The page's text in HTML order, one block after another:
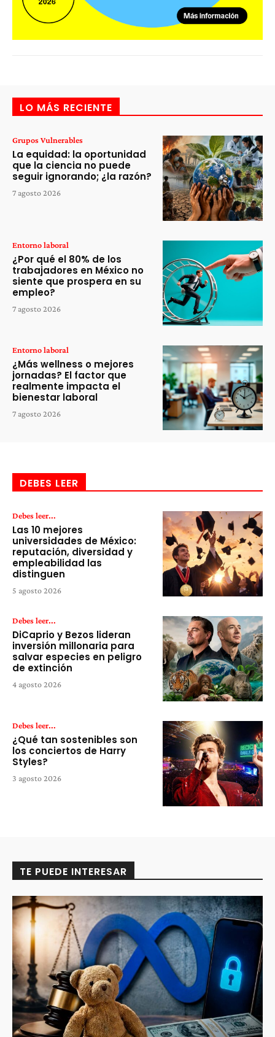
LO MÁS RECIENTE
Grupos Vulnerables
La equidad: la oportunidad
que la ciencia no puede
seguir ignorando; ¿la razón?
7 agosto 2026
Entorno laboral
¿Por qué el 80% de los
trabajadores en México no
siente que prospera en su
empleo?
7 agosto 2026
Entorno laboral
¿Más wellness o mejores
jornadas? El factor que
realmente impacta el
bienestar laboral
7 agosto 2026
DEBES LEER
Debes leer...
Las 10 mejores
universidades de México:
reputación, diversidad y
empleabilidad las
distinguen
5 agosto 2026
Debes leer...
DiCaprio y Bezos lideran
inversión millonaria para
salvar especies en peligro
de extinción
4 agosto 2026
Debes leer...
¿Qué tan sostenibles son
los conciertos de Harry
Styles?
3 agosto 2026
TE PUEDE INTERESAR